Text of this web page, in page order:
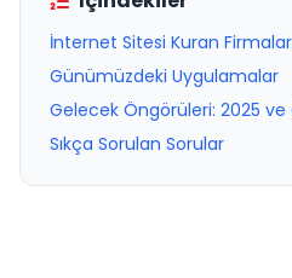
İnternet Sitesi Kuran
Günümüzdeki Uygulamalar
Gelecek Öngörüleri: 2025 ve
Sıkça Sorulan Sorular